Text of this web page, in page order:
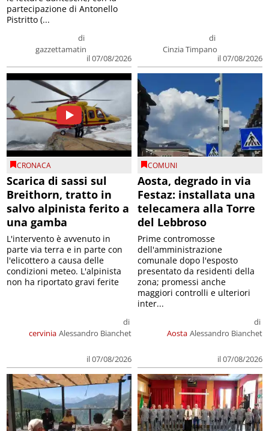
di
gazzettamatin
il 07/08/2026
partecipazione di Antonello
Pistritto (...
di
Cinzia Timpano
il 07/08/2026
CRONACA
Scarica di sassi sul
Breithorn, tratto in
salvo alpinista ferito a
una gamba
cervinia
di
Alessandro Bianchet
il 07/08/2026
L'intervento è avvenuto in
parte via terra e in parte con
l'elicottero a causa delle
condizioni meteo. L'alpinista
non ha riportato gravi ferite
COMUNI
Aosta, degrado in via
Festaz: installata una
telecamera alla Torre
del Lebbroso
Aosta
di
Alessandro Bianchet
il 07/08/2026
Prime contromosse
dell'amministrazione
comunale dopo l'esposto
presentato da residenti della
zona; promessi anche
maggiori controlli e ulteriori
inter...